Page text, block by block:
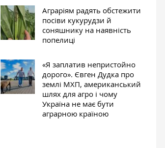
Аграріям радять обстежити
посіви кукурудзи й
соняшнику на наявність
попелиці
«Я заплатив непристойно
дорого». Євген Дудка про
землі МХП, американський
шлях для агро і чому
Україна не має бути
аграрною країною